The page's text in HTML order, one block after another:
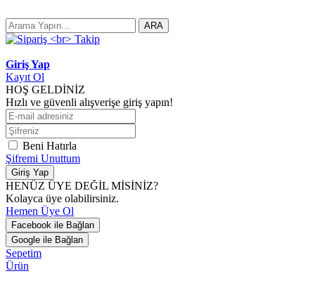
ARA
Giriş Yap
Kayıt Ol
HOŞ GELDİNİZ
Hızlı ve güvenli alışverişe giriş yapın!
Beni Hatırla
Şifremi Unuttum
Giriş Yap
HENÜZ ÜYE DEĞİL MİSİNİZ?
Kolayca üye olabilirsiniz.
Hemen Üye Ol
Facebook ile Bağlan
Google ile Bağlan
Sepetim
Ürün